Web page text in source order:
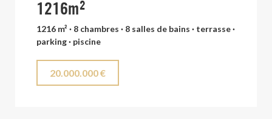
1216m²
1216 m² · 8 chambres · 8 salles de bains · terrasse ·
parking · piscine
20.000.000 €